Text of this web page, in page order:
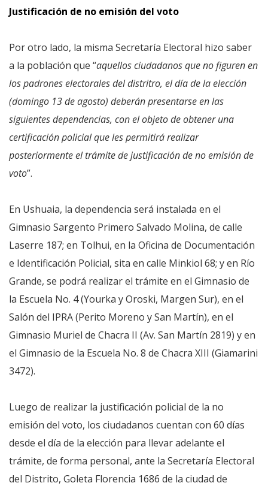
Justificación de no emisión del voto
Por otro lado, la misma Secretaría Electoral hizo saber
a la población que “aquellos ciudadanos que no figuren en
los padrones electorales del distritro, el día de la elección
(domingo 13 de agosto) deberán presentarse en las
siguientes dependencias, con el objeto de obtener una
certificación policial que les permitirá realizar
posteriormente el trámite de justificación de no emisión de
voto”.
En Ushuaia, la dependencia será instalada en el
Gimnasio Sargento Primero Salvado Molina, de calle
Laserre 187; en Tolhui, en la Oficina de Documentación
e Identificación Policial, sita en calle Minkiol 68; y en Río
Grande, se podrá realizar el trámite en el Gimnasio de
la Escuela No. 4 (Yourka y Oroski, Margen Sur), en el
Salón del IPRA (Perito Moreno y San Martín), en el
Gimnasio Muriel de Chacra II (Av. San Martín 2819) y en
el Gimnasio de la Escuela No. 8 de Chacra XIII (Giamarini
3472).
Luego de realizar la justificación policial de la no
emisión del voto, los ciudadanos cuentan con 60 días
desde el día de la elección para llevar adelante el
trámite, de forma personal, ante la Secretaría Electoral
del Distrito, Goleta Florencia 1686 de la ciudad de